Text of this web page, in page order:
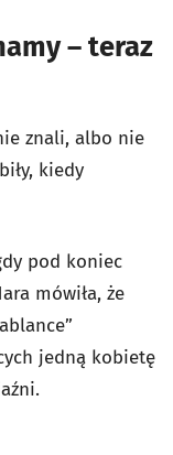
– teraz
znali, albo nie
kiedy
pod koniec
mówiła, że
jedną kobietę